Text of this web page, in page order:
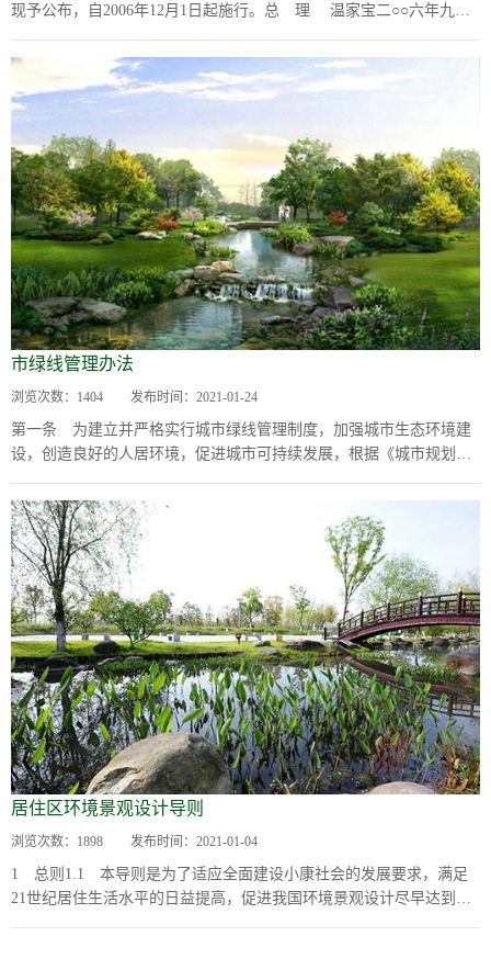
现予公布，自2006年12月1日起施行。总 理 温家宝二○○六年九月
市绿线管理办法
浏览次数： 1404 发布时间： 2021-01-24
第一条 为建立并严格实行城市绿线管理制度，加强城市生态环境建
设，创造良好的人居环境，促进城市可持续发展，根据《城市规划
居住区环境景观设计导则
浏览次数： 1898 发布时间： 2021-01-04
1 总则1.1 本导则是为了适应全面建设小康社会的发展要求，满足
21世纪居住生活水平的日益提高，促进我国环境景观设计尽早达到国